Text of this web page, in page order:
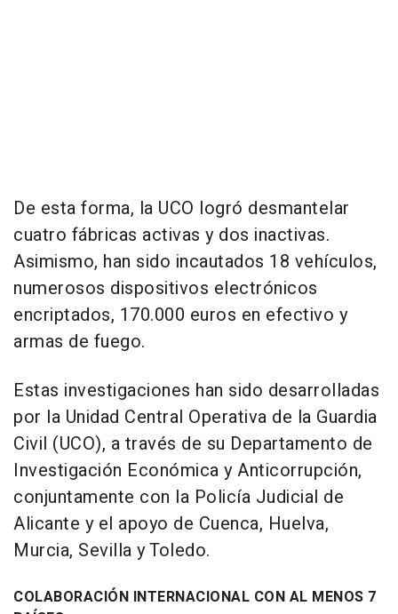
De esta forma, la UCO logró desmantelar
cuatro fábricas activas y dos inactivas.
Asimismo, han sido incautados 18 vehículos,
numerosos dispositivos electrónicos
encriptados, 170.000 euros en efectivo y
armas de fuego.
Estas investigaciones han sido desarrolladas
por la Unidad Central Operativa de la Guardia
Civil (UCO), a través de su Departamento de
Investigación Económica y Anticorrupción,
conjuntamente con la Policía Judicial de
Alicante y el apoyo de Cuenca, Huelva,
Murcia, Sevilla y Toledo.
COLABORACIÓN INTERNACIONAL CON AL MENOS 7